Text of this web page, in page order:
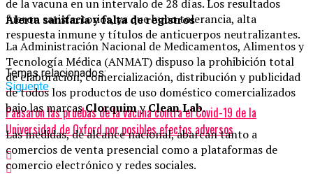
de la vacuna en un intervalo de 28 días. Los resultados
fueron satisfactorios, ya que hubo tolerancia, alta
respuesta inmune y títulos de anticuerpos neutralizantes.
Temas relacionados:
Siguente
Pausaron las pruebas de la vacuna contra el Covid-19 de la
Universidad de Oxford por posibles efectos adversos
Alerta sanitaria y falta de registros
La Administración Nacional de Medicamentos, Alimentos y
Tecnología Médica (ANMAT) dispuso la prohibición total
de elaboración, comercialización, distribución y publicidad
de todos los productos de uso doméstico comercializados
bajo las marcasClorquimyClean Lab.
Las medidas, de alcance nacional, abarcan tanto a
comercios de venta presencial como a plataformas de
comercio electrónico y redes sociales.